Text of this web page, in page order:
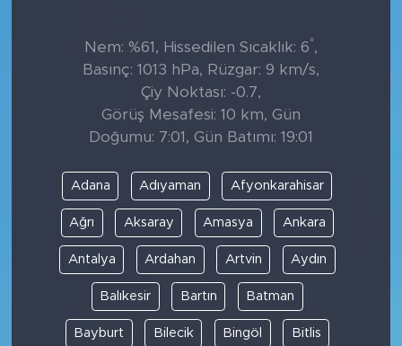
Nem: %61, Hissedilen Sıcaklık: 6°,
Basınç: 1013 hPa, Rüzgar: 9 km/s,
Çiy Noktası: -0.7,
Görüş Mesafesi: 10 km, Gün
Doğumu: 7:01, Gün Batımı: 19:01
Adana Adıyaman Afyonkarahisar
Ağrı Aksaray Amasya Ankara
Antalya Ardahan Artvin Aydın
Balıkesir Bartın Batman
Bayburt Bilecik Bingöl Bitlis